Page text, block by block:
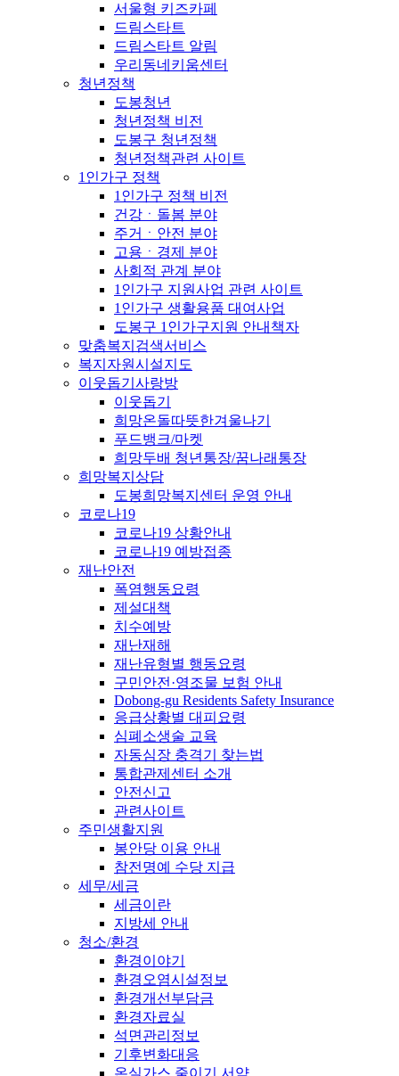
서울형 키즈카페
드림스타트
드림스타트 알림
우리동네키움센터
청년정책
도봉청년
청년정책 비전
도봉구 청년정책
청년정책관련 사이트
1인가구 정책
1인가구 정책 비전
건강ㆍ돌봄 분야
주거ㆍ안전 분야
고용ㆍ경제 분야
사회적 관계 분야
1인가구 지원사업 관련 사이트
1인가구 생활용품 대여사업
도봉구 1인가구지원 안내책자
맞춤복지검색서비스
복지자원시설지도
이웃돕기사랑방
이웃돕기
희망온돌따뜻한겨울나기
푸드뱅크/마켓
희망두배 청년통장/꿈나래통장
희망복지상담
도봉희망복지센터 운영 안내
코로나19
코로나19 상황안내
코로나19 예방접종
재난안전
폭염행동요령
제설대책
치수예방
재난재해
재난유형별 행동요령
구민안전·영조물 보험 안내
Dobong-gu Residents Safety Insurance
응급상황별 대피요령
심폐소생술 교육
자동심장 충격기 찾는법
통합관제센터 소개
안전신고
관련사이트
주민생활지원
봉안당 이용 안내
참전명예 수당 지급
세무/세금
세금이란
지방세 안내
청소/환경
환경이야기
환경오염시설정보
환경개선부담금
환경자료실
석면관리정보
기후변화대응
온실가스 줄이기 서약